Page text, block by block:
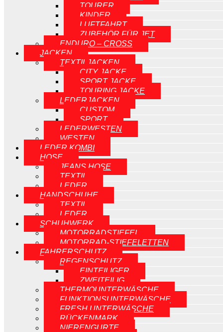
TOURER
KINDER
LUFTFAHRT
ZUBEHÖR FÜR JET
ENDURO – CROSS
JACKEN
TEXTILJACKEN
CITY JACKE
SPORT JACKE
TOURING JACKE
LEDERJACKEN
CUSTOM
SPORT
LEDERWESTEN
WESTEN
LEDER KOMBI
HOSE
JEANS HOSE
TEXTIL
LEDER
HANDSCHUHE
TEXTIL
LEDER
SCHUHWERK
MOTORRADSTIEFEL
MOTORRAD-STIEFELETTEN
FAHRERSCHUTZ
REGENSCHUTZ
EINTEILIGER
ZWEITEILIG
THERMOUNTERWÄSCHE
FUNKTIONSUNTERWÄSCHE
FRESH UNTERWÄSCHE
RÜCKENMARK
NIERENGURTE